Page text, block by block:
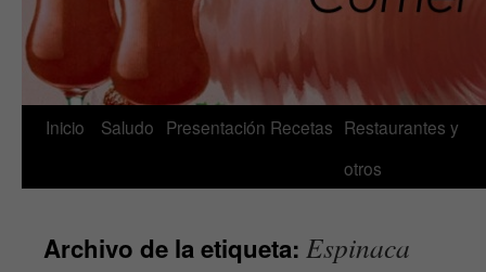
Saltar
Inicio Saludo Presentación Recetas Restaurantes y
otros
Archivo de la etiqueta: Espinaca